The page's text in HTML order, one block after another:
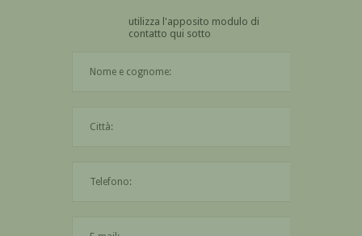
utilizza l'apposito modulo di
contatto qui sotto